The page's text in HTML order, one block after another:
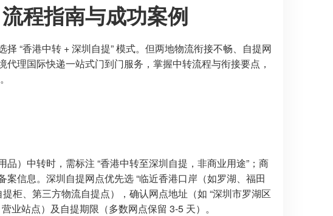
程指南与成功案例
“香港中转 + 深圳自提” 模式。但两地物流衔接不畅、自提网
理国际快递一站式门到门服务，掌握中转流程与衔接要点，
）中转时，需标注 “香港中转至深圳自提，非商业用途”；商
信息。深圳自提网点优先选 “临近香港口岸（如罗湖、福田
柜、第三方物流自提点），确认网点地址（如 “深圳市罗湖区
业站点）及自提期限（多数网点保留 3-5 天）。